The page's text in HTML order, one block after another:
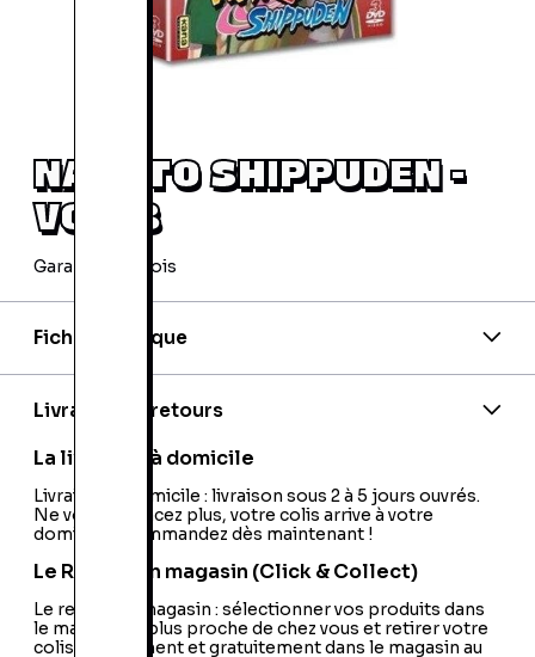
NARUTO SHIPPUDEN -
VOL. 8
Garantie 24 mois
Fiche technique
Livraison et retours
La livraison à domicile
Livraison à domicile : livraison sous 2 à 5 jours ouvrés.
Ne vous déplacez plus, votre colis arrive à votre
domicile ! Commandez dès maintenant !
Le Retrait en magasin (Click & Collect)
Le retrait en magasin : sélectionner vos produits dans
le magasin le plus proche de chez vous et retirer votre
colis directement et gratuitement dans le magasin au